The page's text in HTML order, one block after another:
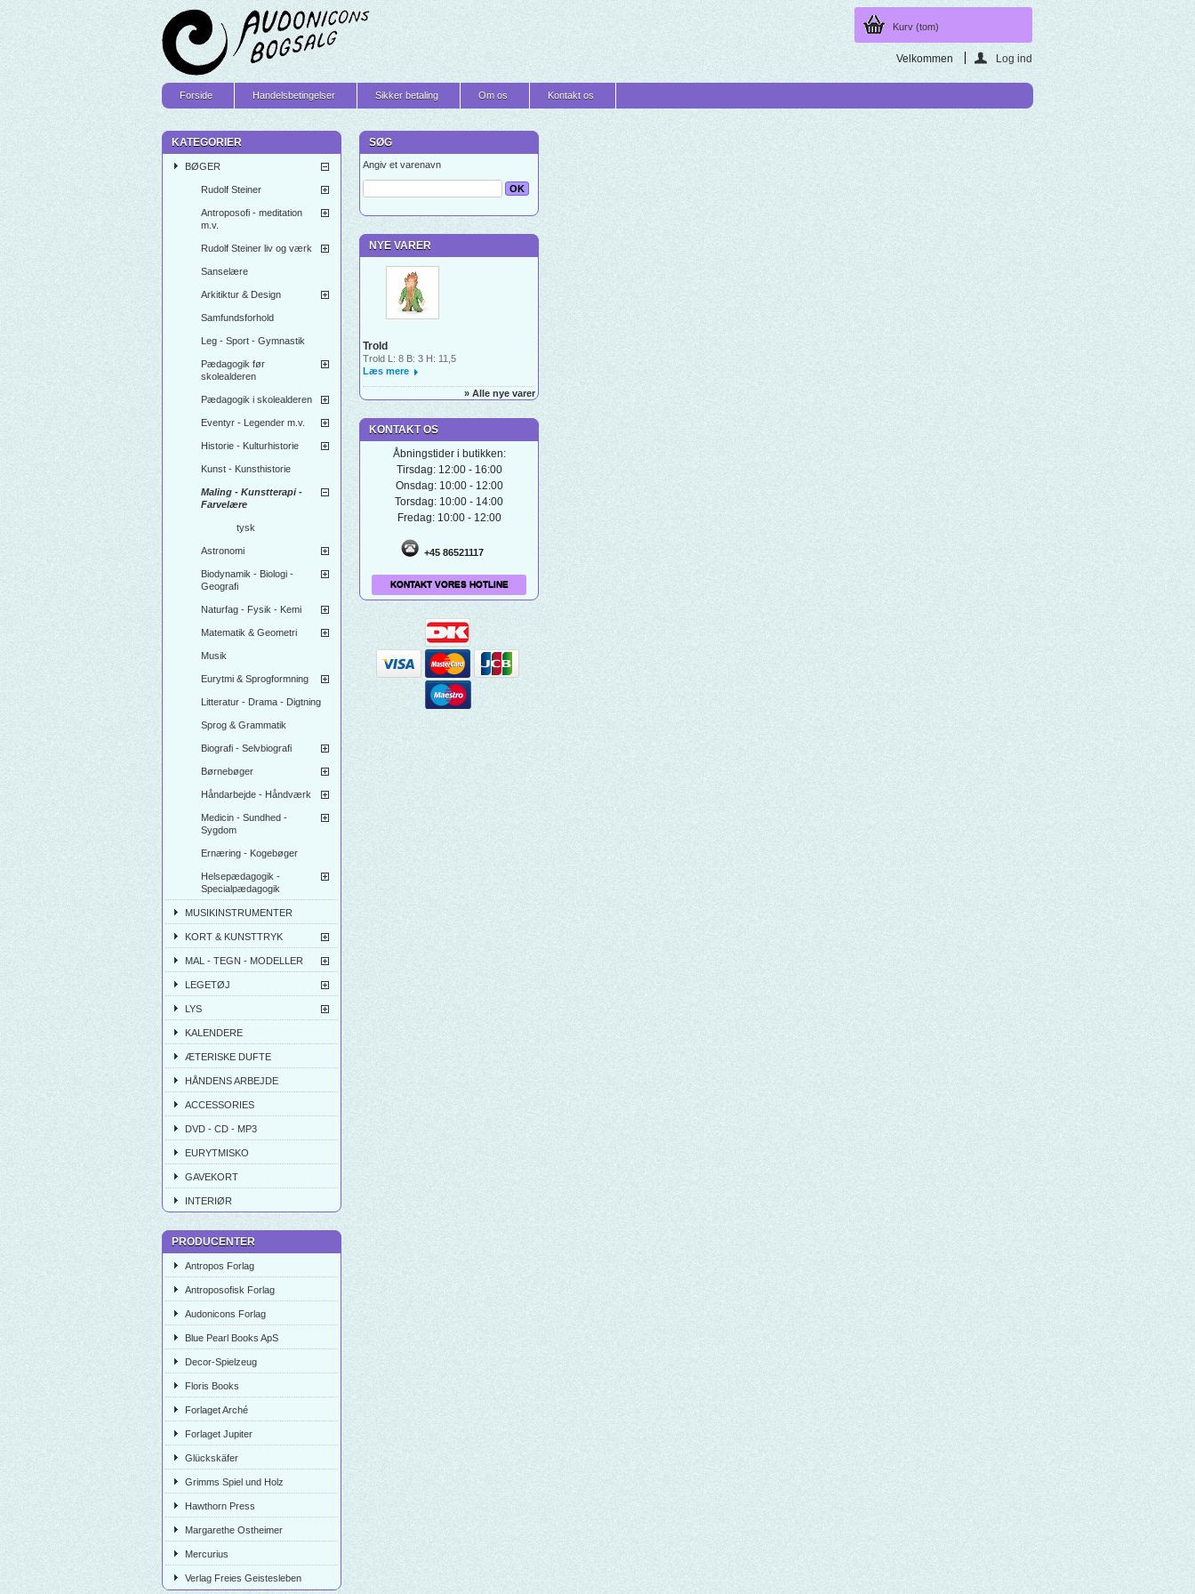
Kurv (tom)
Velkommen Log ind
Forside Handelsbetingelser Sikker betaling Om os Kontakt os
KATEGORIER
BØGER
Rudolf Steiner
Antroposofi - meditation
m.v.
Rudolf Steiner liv og værk
Sanselære
Arkitiktur & Design
Samfundsforhold
Leg - Sport - Gymnastik
Pædagogik før
skolealderen
Pædagogik i skolealderen
Eventyr - Legender m.v.
Historie - Kulturhistorie
Kunst - Kunsthistorie
Maling - Kunstterapi -
Farvelære
tysk
Astronomi
Biodynamik - Biologi -
Geografi
Naturfag - Fysik - Kemi
Matematik & Geometri
Musik
Eurytmi & Sprogformning
Litteratur - Drama - Digtning
Sprog & Grammatik
Biografi - Selvbiografi
Børnebøger
Håndarbejde - Håndværk
Medicin - Sundhed -
Sygdom
Ernæring - Kogebøger
Helsepædagogik -
Specialpædagogik
MUSIKINSTRUMENTER
KORT & KUNSTTRYK
MAL - TEGN - MODELLER
LEGETØJ
LYS
KALENDERE
ÆTERISKE DUFTE
HÅNDENS ARBEJDE
ACCESSORIES
DVD - CD - MP3
EURYTMISKO
GAVEKORT
INTERIØR
PRODUCENTER
Antropos Forlag
Antroposofisk Forlag
Audonicons Forlag
Blue Pearl Books ApS
Decor-Spielzeug
Floris Books
Forlaget Arché
Forlaget Jupiter
Glückskäfer
Grimms Spiel und Holz
Hawthorn Press
Margarethe Ostheimer
Mercurius
Verlag Freies Geistesleben
SØG
Angiv et varenavn
NYE VARER
Trold
Trold L: 8 B: 3 H: 11,5
Læs mere
» Alle nye varer
KONTAKT OS
Åbningstider i butikken:
Tirsdag: 12:00 - 16:00
Onsdag: 10:00 - 12:00
Torsdag: 10:00 - 14:00
Fredag: 10:00 - 12:00
+45 86521117
KONTAKT VORES HOTLINE